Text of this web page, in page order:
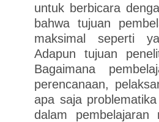
untuk berbicara
bahwa tujuan
maksimal seperti
Adapun tujuan
Bagaimana
perencanaan,
apa saja
dalam